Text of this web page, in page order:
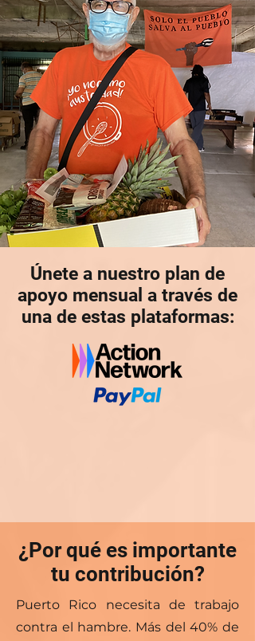
Únete a nuestro plan de
apoyo mensual a través de
una de estas plataformas:
¿Por qué es importante
tu contribución?
Puerto Rico necesita de trabajo
contra el hambre. Más del 40% de